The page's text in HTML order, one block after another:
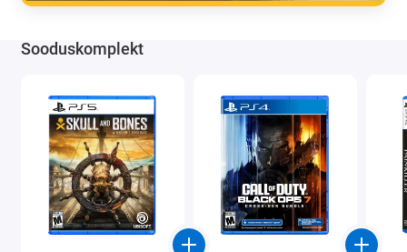
Sooduskomplekt